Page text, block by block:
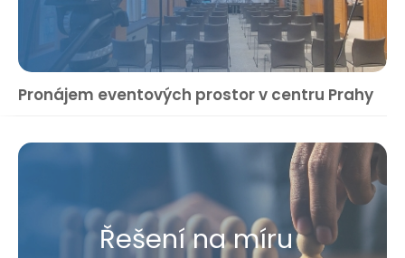
Pronájem eventových prostor v centru Prahy
Řešení na míru